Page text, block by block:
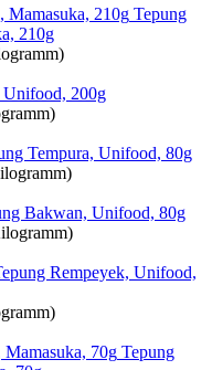
Tepung
210g
200g
Tempura, Unifood, 80g
Bakwan, Unifood, 80g
Rempeyek, Unifood,
Tepung